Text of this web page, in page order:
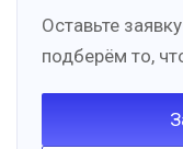
Оставьте
подберём то,